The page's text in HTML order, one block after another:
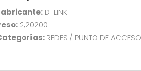
D-LINK
2,20200
REDES / PUNTO DE ACCESO